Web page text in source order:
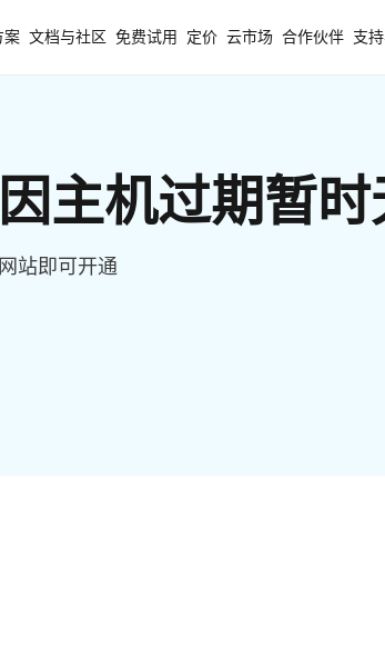
案 文档与社区 免费试用 定价 云市场 合作伙伴 支
主机过期暂
站即可开通